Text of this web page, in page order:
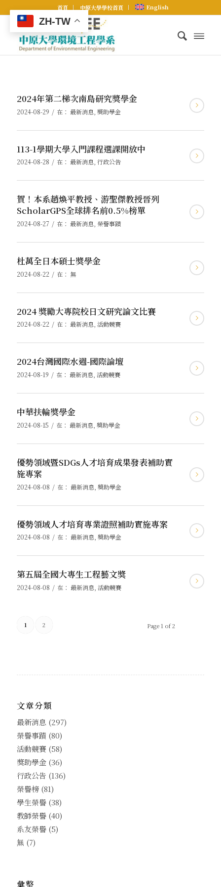
首頁 中原大學學校首頁 English
2024年第二梯次南島研究獎學金
2024-08-29 / 在： 最新消息 獎助學金
113-1學期大學入門課程選課開放中
2024-08-28 / 在： 最新消息 行政公告
賀！本系趙煥平教授、游聖傑教授晉列
ScholarGPS全球排名前0.5%榜單
2024-08-27 / 在： 最新消息 榮譽事蹟
杜萬全日本碩士獎學金
2024-08-22 / 在： 無
2024 獎勵大專院校日文研究論文比賽
2024-08-22 / 在： 最新消息, 活動競賽
2024台灣國際水週-國際論壇
2024-08-19 / 在： 最新消息 活動競賽
中華扶輪獎學金
2024-08-15 / 在： 最新消息 獎助學金
優勢領域暨SDGs人才培育成果發表補助實
施專案
2024-08-08 / 在： 最新消息 獎助學金
優勢領域人才培育專業證照補助實施專案
2024-08-08 / 在： 最新消息 獎助學金
第五屆全國大專生工程藝文獎
2024-08-08 / 在： 最新消息 活動競賽
Page 1 of 2
1 2
文章分類
最新消息 (297)
榮譽事蹟 (80)
活動競賽 (58)
獎助學金(36)
行政公告 (136)
榮譽榜(81)
學生榮譽(38)
教師榮譽(40)
系友榮譽(5)
無 (7)
彙整
ZH-TW